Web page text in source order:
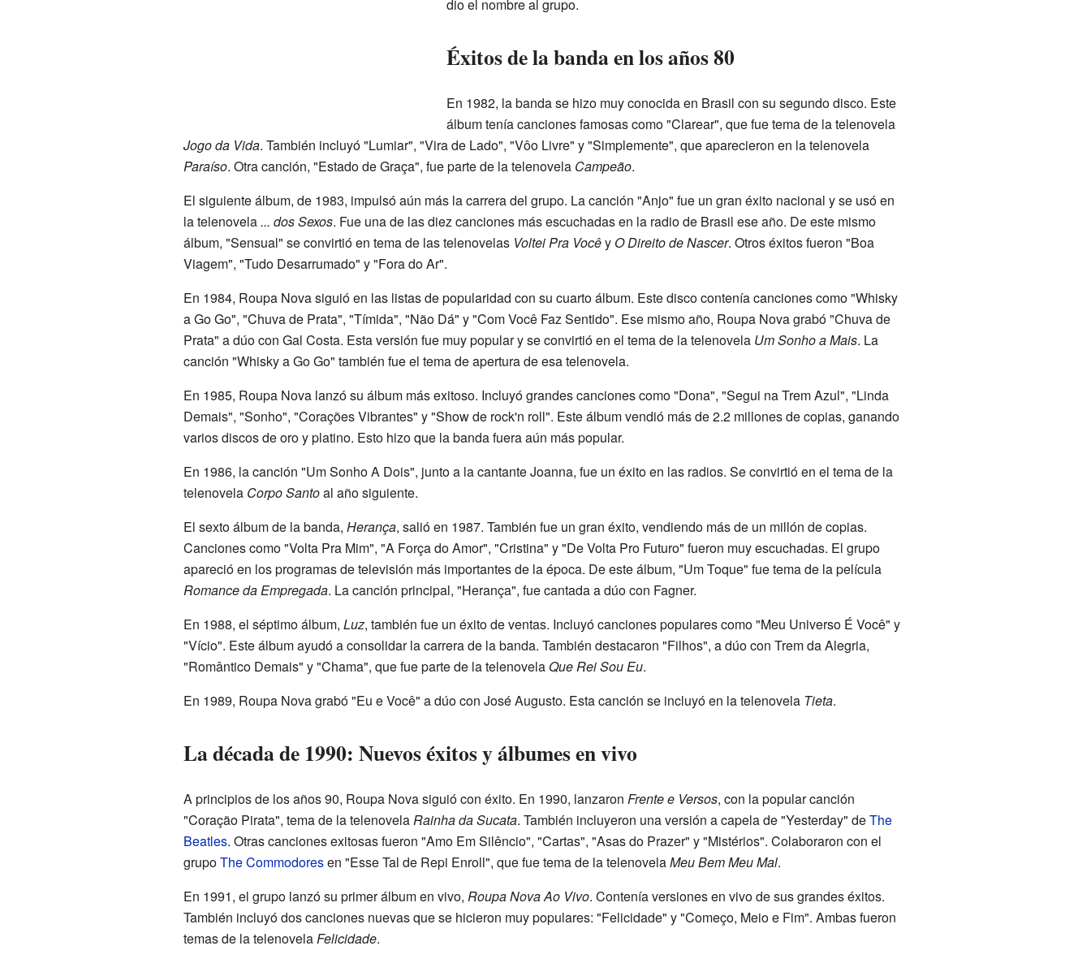
dio el nombre al grupo.
Éxitos de la banda en los años 80
En 1982, la banda se hizo muy conocida en Brasil con su segundo disco. Este
álbum tenía canciones famosas como "Clarear", que fue tema de la telenovela
Jogo da Vida. También incluyó "Lumiar", "Vira de Lado", "Vôo Livre" y "Simplemente", que aparecieron en la telenovela
Paraíso. Otra canción, "Estado de Graça", fue parte de la telenovela Campeão.
El siguiente álbum, de 1983, impulsó aún más la carrera del grupo. La canción "Anjo" fue un gran éxito nacional y se usó en
la telenovela... dos Sexos. Fue una de las diez canciones más escuchadas en la radio de Brasil ese año. De este mismo
álbum, "Sensual" se convirtió en tema de las telenovelas Voltei Pra Vocêy O Direito de Nascer. Otros éxitos fueron "Boa
Viagem", "Tudo Desarrumado" y "Fora do Ar".
En 1984, Roupa Nova siguió en las listas de popularidad con su cuarto álbum. Este disco contenía canciones como "Whisky
a Go Go", "Chuva de Prata", "Tímida", "Não Dá" y "Com Você Faz Sentido". Ese mismo año, Roupa Nova grabó "Chuva de
Prata" a dúo con Gal Costa. Esta versión fue muy popular y se convirtió en el tema de la telenovela Um Sonho a Mais. La
canción "Whisky a Go Go" también fue el tema de apertura de esa telenovela.
En 1985, Roupa Nova lanzó su álbum más exitoso. Incluyó grandes canciones como "Dona", "Segui na Trem Azul", "Linda
Demais", "Sonho", "Corações Vibrantes" y "Show de rock'n roll". Este álbum vendió más de 2.2 millones de copias, ganando
varios discos de oro y platino. Esto hizo que la banda fuera aún más popular.
En 1986, la canción "Um Sonho A Dois", junto a la cantante Joanna, fue un éxito en las radios. Se convirtió en el tema de la
telenovela Corpo Santoal año siguiente.
El sexto álbum de la banda, Herança, salió en 1987. También fue un gran éxito, vendiendo más de un millón de copias.
Canciones como "Volta Pra Mim", "A Força do Amor", "Cristina" y "De Volta Pro Futuro" fueron muy escuchadas. El grupo
apareció en los programas de televisión más importantes de la época. De este álbum, "Um Toque" fue tema de la película
Romance da Empregada. La canción principal, "Herança", fue cantada a dúo con Fagner.
En 1988, el séptimo álbum, Luz, también fue un éxito de ventas. Incluyó canciones populares como "Meu Universo É Você" y
"Vício". Este álbum ayudó a consolidar la carrera de la banda. También destacaron "Filhos", a dúo con Trem da Alegria,
"Romântico Demais" y "Chama", que fue parte de la telenovela Que Rei Sou Eu.
En 1989, Roupa Nova grabó "Eu e Você" a dúo con José Augusto. Esta canción se incluyó en la telenovela Tieta.
La década de 1990: Nuevos éxitos y álbumes en vivo
A principios de los años 90, Roupa Nova siguió con éxito. En 1990, lanzaron Frente e Versos, con la popular canción
"Coração Pirata", tema de la telenovelaRainha da Sucata. También incluyeron una versión a capela de "Yesterday" deThe
Beatles. Otras canciones exitosas fueron "Amo Em Silêncio", "Cartas", "Asas do Prazer" y "Mistérios". Colaboraron con el
grupoThe Commodoresen "Esse Tal de Repi Enroll", que fue tema de la telenovelaMeu Bem Meu Mal.
En 1991, el grupo lanzó su primer álbum en vivo, Roupa Nova Ao Vivo. Contenía versiones en vivo de sus grandes éxitos.
También incluyó dos canciones nuevas que se hicieron muy populares: "Felicidade" y "Começo, Meio e Fim". Ambas fueron
temas de la telenovelaFelicidade.